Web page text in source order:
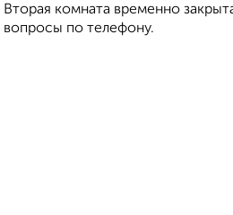
Вторая комната временно
вопросы по телефону.